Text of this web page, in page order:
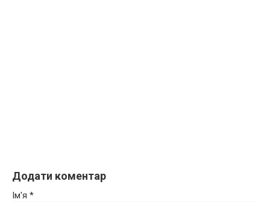
Додати коментар
Ім'я *